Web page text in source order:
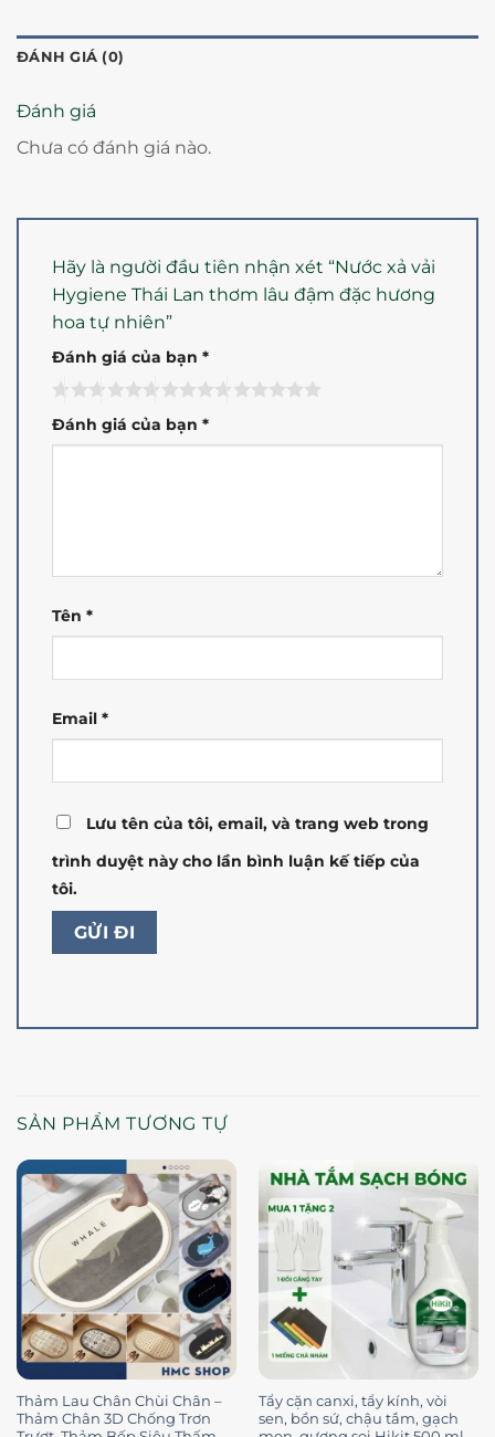
ĐÁNH GIÁ (0)
Đánh giá
Chưa có đánh giá nào.
Hãy là người đầu tiên nhận xét “Nước xả vải
Hygiene Thái Lan thơm lâu đậm đặc hương
hoa tự nhiên”
Đánh giá của bạn *
Đánh giá của bạn *
Tên *
Email *
Lưu tên của tôi, email, và trang web trong
trình duyệt này cho lần bình luận kế tiếp của
tôi.
SẢN PHẨM TƯƠNG TỰ
Thảm Lau Chân Chùi Chân –
Thảm Chân 3D Chống Trơn
Tẩy cặn canxi, tẩy kính, vòi
sen, bồn sứ, chậu tắm, gạch